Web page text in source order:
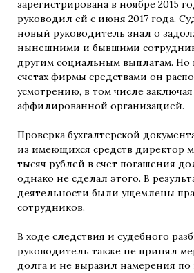
зарегистрирована в ноябре 2015
руководил ей с июня 2017 года.
новый руководитель знал о
нынешними и бывшими
другим социальным выплатам.
счетах фирмы средствами он
усмотрению, в том числе
аффилированной организацией.
Проверка бухгалтерской
из имеющихся средств директор
тысяч рублей в счет погашения
однако не сделал этого. В
деятельности были ущемлены
сотрудников.
В ходе следствия и судебного
руководитель также не принял
долга и не выразил намерения по